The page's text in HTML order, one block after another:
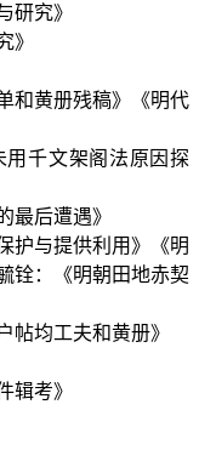
研究》
》
和黄册残稿》《明代
千文架阁法原因探
后遭遇》
护与提供利用》《明
铨：《明朝田地赤契
帖均工夫和黄册》
辑考》